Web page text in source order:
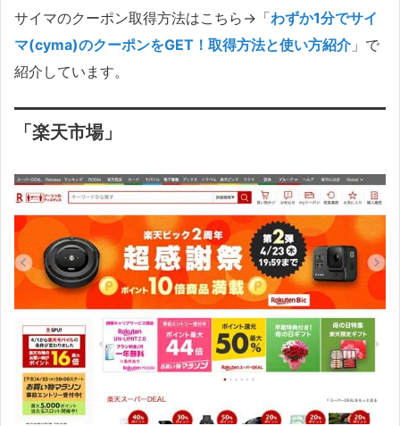
サイマのクーポン取得方法はこちら→「わずか1分でサイ
マ(cyma)のクーポンをGET！取得方法と使い方紹介」で
紹介しています。
「楽天市場」